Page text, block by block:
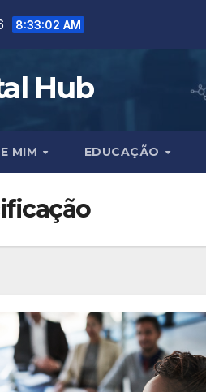
8:33:04 AM
Hub
MIM EDUCAÇÃO